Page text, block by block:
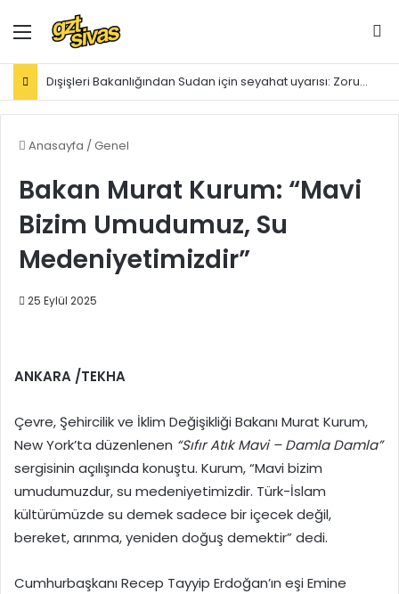
Menü
Dışişleri Bakanlığından Sudan için seyahat uyarısı: Zorunlu değilse gitmeyin
Anasayfa / Genel
Bakan Murat Kurum: “Mavi
Bizim Umudumuz, Su
Medeniyetimizdir”
25 Eylül 2025
ANKARA /TEKHA
Çevre, Şehircilik ve İklim Değişikliği Bakanı Murat Kurum,
New York’ta düzenlenen “Sıfır Atık Mavi – Damla Damla”
sergisinin açılışında konuştu. Kurum, “Mavi bizim
umudumuzdur, su medeniyetimizdir. Türk-İslam
kültürümüzde su demek sadece bir içecek değil,
bereket, arınma, yeniden doğuş demektir” dedi.
Cumhurbaşkanı Recep Tayyip Erdoğan’ın eşi Emine